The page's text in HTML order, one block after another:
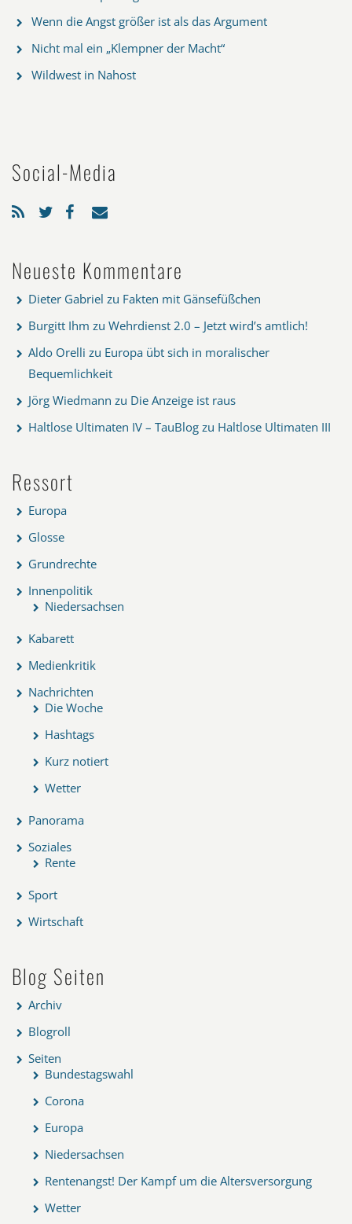
Wenn die Angst größer ist als das Argument
Nicht mal ein „Klempner der Macht“
Wildwest in Nahost
Social-Media
Neueste Kommentare
Dieter Gabriel zu Fakten mit Gänsefüßchen
Burgitt Ihm zu Wehrdienst 2.0 – Jetzt wird’s amtlich!
Aldo Orelli zu Europa übt sich in moralischer
Bequemlichkeit
Jörg Wiedmann zu Die Anzeige ist raus
Haltlose Ultimaten IV – TauBlog zu Haltlose Ultimaten III
Ressort
Europa
Glosse
Grundrechte
Innenpolitik
Niedersachsen
Kabarett
Medienkritik
Nachrichten
Die Woche
Hashtags
Kurz notiert
Wetter
Panorama
Soziales
Rente
Sport
Wirtschaft
Blog Seiten
Archiv
Blogroll
Seiten
Bundestagswahl
Corona
Europa
Niedersachsen
Rentenangst! Der Kampf um die Altersversorgung
Wetter